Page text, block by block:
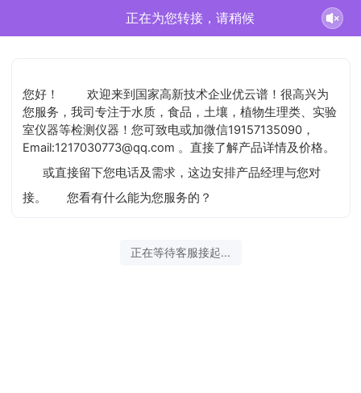
正在为您转接，请稍候
您好！
欢迎来到国家高新技术企业优云谱！很高兴为
您服务，我司专注于水质，食品，土壤，植物生理类、实验
室仪器等检测仪器！您可致电或加微信19157135090，
Email:1217030773@qq.com 。直接了解产品详情及价格。
或直接留下您电话及需求，这边安排产品经理与您对
接。
您看有什么能为您服务的？
正在等待客服接起...